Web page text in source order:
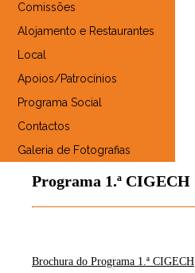
Comissões
Alojamento e Restaurantes
Local
Apoios/Patrocínios
Programa Social
Contactos
Galeria de Fotografias
Programa 1.ª CIGECH
Brochura do Programa 1.ª CIGECH